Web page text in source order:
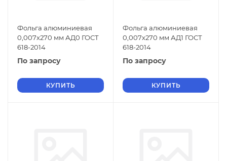
Фольга алюминиевая
0,007х270 мм АД0 ГОСТ
618-2014
По запросу
КУПИТЬ
Фольга алюминиевая
0,007х270 мм АД1 ГОСТ
618-2014
По запросу
КУПИТЬ